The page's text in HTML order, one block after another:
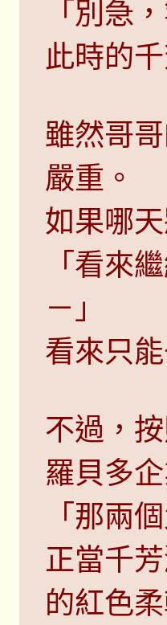
「別急
此時的
雖然哥
嚴重。
如果哪
「看來
－」
看來只
不過，
羅貝多
「那兩
正當千
的紅色